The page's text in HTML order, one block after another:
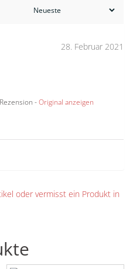
28. Februar 2021
-Original anzeigen
oder vermisst ein Produkt in